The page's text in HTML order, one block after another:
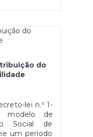
e
atividades
agrícolas e
e
prejuízos é
a avaliação
dos
no site
no site da
do
lei n.º 1-
modelo de
Social de
um período